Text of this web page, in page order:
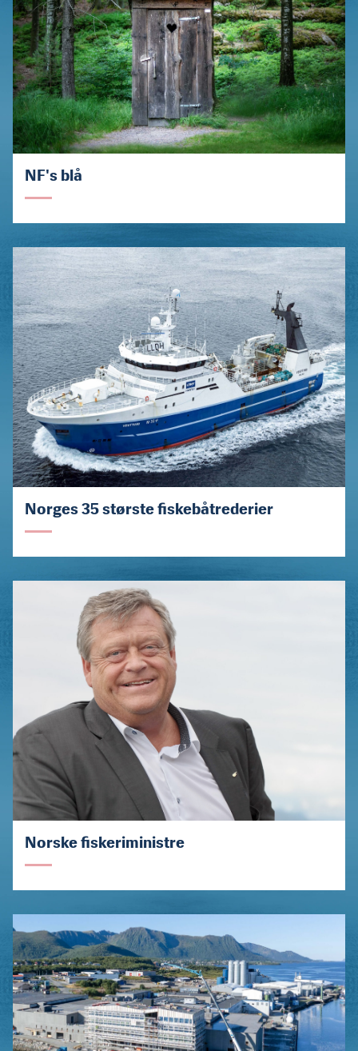
NF's blå
Norges 35 største fiskebåtrederier
Norske fiskeriministre